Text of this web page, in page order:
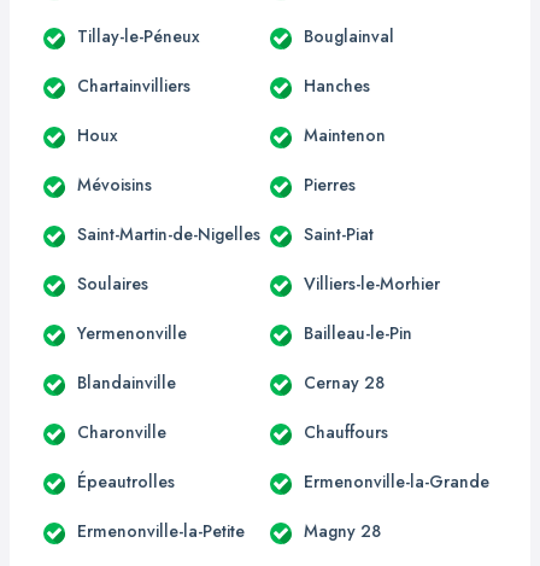
Tillay-le-Péneux Bouglainval
Chartainvilliers Hanches
Houx Maintenon
Mévoisins Pierres
Saint-Martin-de-Nigelles Saint-Piat
Soulaires Villiers-le-Morhier
Yermenonville Bailleau-le-Pin
Blandainville Cernay 28
Charonville Chauffours
Épeautrolles Ermenonville-la-Grande
Ermenonville-la-Petite Magny 28